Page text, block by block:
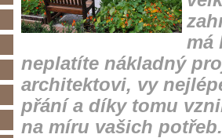
má
neplatíte nákladný
architektovi, vy
přání a díky tomu
na míru vašich potřeb.